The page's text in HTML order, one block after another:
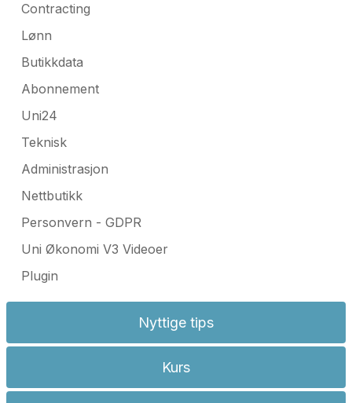
Contracting
Lønn
Butikkdata
Abonnement
Uni24
Teknisk
Administrasjon
Nettbutikk
Personvern - GDPR
Uni Økonomi V3 Videoer
Plugin
Nyttige tips
Kurs